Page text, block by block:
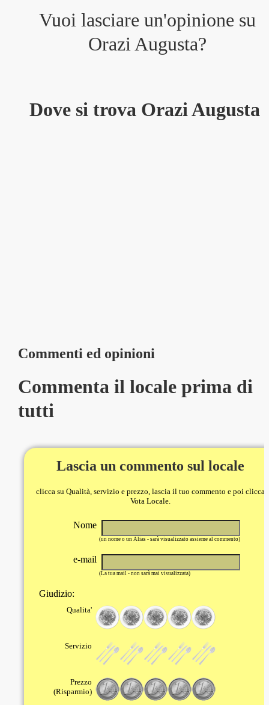
Vuoi lasciare un'opinione su
Orazi Augusta?
Dove si trova Orazi Augusta
Commenti ed opinioni
Commenta il locale prima di
tutti
Lascia un commento sul locale
clicca su Qualità, servizio e prezzo, lascia il tuo commento e poi clicca
Vota Locale.
Nome
(un nome o un Alias - sarà visualizzato assieme al commento)
e-mail
(La tua mail - non sarà mai visualizzata)
Giudizio:
Qualita'
Servizio
Prezzo
(Risparmio)